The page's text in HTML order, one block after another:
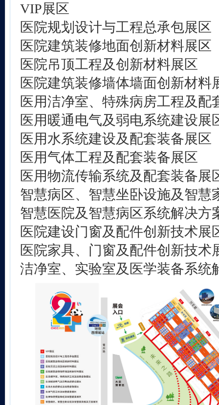
VIP展区
医院规划设计与工程总承包展区
医院建筑装修地面创新材料展区
医院吊顶工程及创新材料展区
医院建筑装修墙体墙面创新材料
医用洁净室、特殊病房工程及配
医用暖通电气及弱电系统建设展
医用水系统建设及配套装备展区
医用气体工程及配套装备展区
医用物流传输系统及配套装备展
智慧病区、智慧坐卧设施及智慧
智慧医院及智慧病区系统解决方
医院建设门窗及配件创新技术展
医院家具、门窗及配件创新技术
洁净室、实验室及医学装备系统